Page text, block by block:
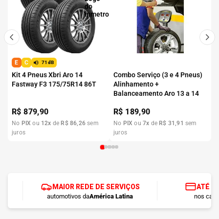
E C 71dB
Kit 4 Pneus Xbri Aro 14
Fastway F3 175/75R14 86T
R$879,90
No PIX ou 12x de R$ 86,26 sem
juros
Combo Serviço (3 e 4 Pneus)
Alinhamento +
Balanceamento Aro 13 a 14
R$ 189,90
No PIX ou7x de R$ 31 ,91 sem
juros
MAIOR REDE DE SERVIÇOS
automotivos daAmérica Latina
ATÉ
nos